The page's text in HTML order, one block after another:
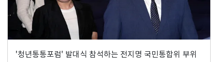
'청년통통포럼' 발대식 참석하는 전지명 국민통합위 부위